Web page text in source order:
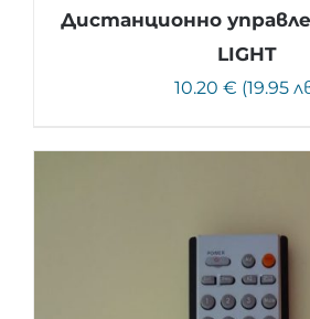
Дистанционно
LIGHT
10.20 € (19.95